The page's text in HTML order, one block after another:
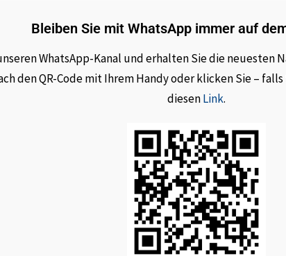
Bleiben Sie mit WhatsApp immer auf
WhatsApp-Kanal und erhalten Sie die neuesten
den QR-Code mit Ihrem Handy oder klicken Sie –
diesenLink.